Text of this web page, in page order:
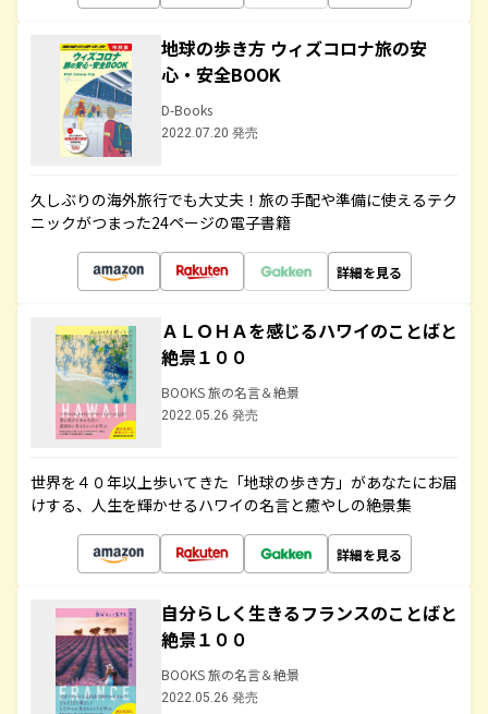
地球の歩き方 ウィズコロナ旅の安
心・安全BOOK
D-Books
2022.07.20 発売
久しぶりの海外旅行でも大丈夫！旅の手配や準備に使えるテク
ニックがつまった24ページの電子書籍
詳細を見る
ＡＬＯＨＡを感じるハワイのことばと
絶景１００
BOOKS 旅の名言＆絶景
2022.05.26 発売
世界を４０年以上歩いてきた「地球の歩き方」があなたにお届
けする、人生を輝かせるハワイの名言と癒やしの絶景集
詳細を見る
自分らしく生きるフランスのことばと
絶景１００
BOOKS 旅の名言＆絶景
2022.05.26 発売